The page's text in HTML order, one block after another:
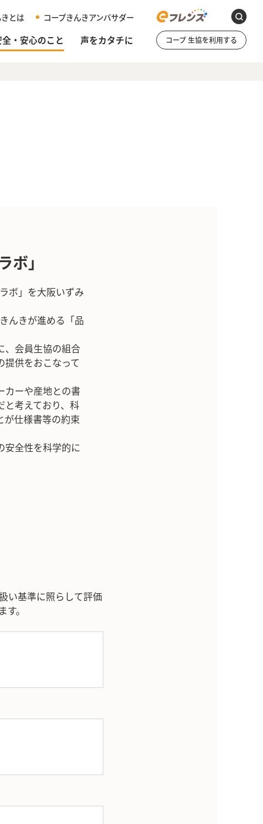
とは コープきんきアンバサダー
全・安心のこと 声をカタチに コープ 生協を利用する
ボ」
ボ」を大阪いずみ
んきが進める「品
、会員生協の組合
提供をおこなって
カーや産地との書
と考えており、科
が仕様書等の約束
安全性を科学的に
い基準に照らして評価
。